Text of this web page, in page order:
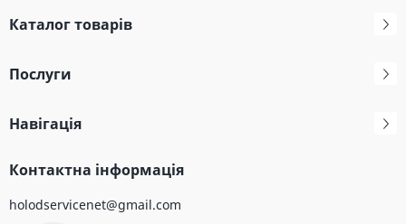
Каталог товарів
Послуги
Навігація
Контактна інформація
holodservicenet@gmail.com